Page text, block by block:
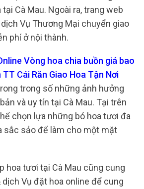
Cà Mau. Ngoài ra, trang web
Vụ Thương Mại chuyển giao
phí ở nội thành.
Vòng hoa chia buồn giá bao
TT Cái Răn Giao Hoa Tận Nơi
trong số những ảnh hưởng
và uy tín tại Cà Mau. Tại trên
chọn lựa những bó hoa tươi đa
sắc sảo để làm cho một mặt
hoa tươi tại Cà Mau cũng cung
Vụ đặt hoa online để cung